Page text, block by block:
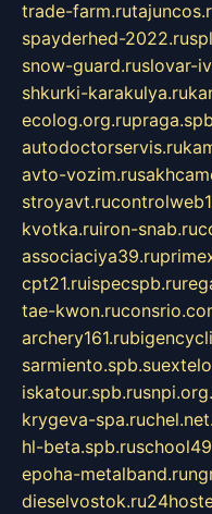
trade-farm.ru
spayderhed-2022.ru
snow-guard.ruslovar-
shkurki-karakulya.ru
ecolog.org.ru
autodoctorservis.ru
avto-vozim.ru
stroyavt.ru
kvotka.ruiron-snab.ru
associaciya39.ru
cpt21.ruispecspb.ru
tae-kwon.ru
archery161.ru
sarmiento.spb.su
iskatour.spb.ru
krygeva-spa.ru
hl-beta.spb.ru
epoha-metalband.ru
dieselvostok.ru